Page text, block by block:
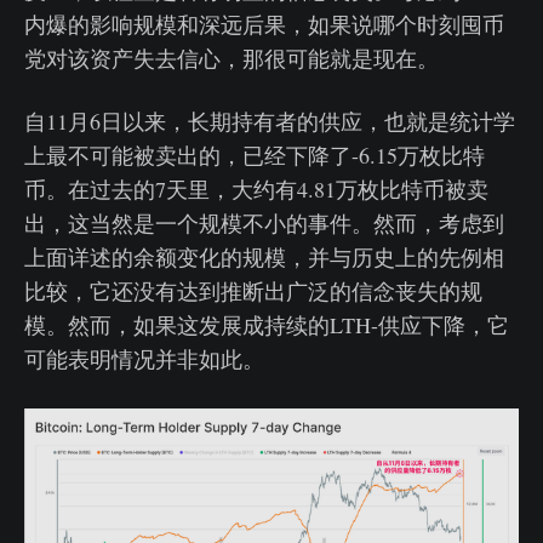
内爆的影响规模和深远后果，如果说哪个时刻囤币
党对该资产失去信心，那很可能就是现在。
自11月6日以来，长期持有者的供应，也就是统计学
上最不可能被卖出的，已经下降了-6.15万枚比特
币。在过去的7天里，大约有4.81万枚比特币被卖
出，这当然是一个规模不小的事件。然而，考虑到
上面详述的余额变化的规模，并与历史上的先例相
比较，它还没有达到推断出广泛的信念丧失的规
模。然而，如果这发展成持续的LTH-供应下降，它
可能表明情况并非如此。